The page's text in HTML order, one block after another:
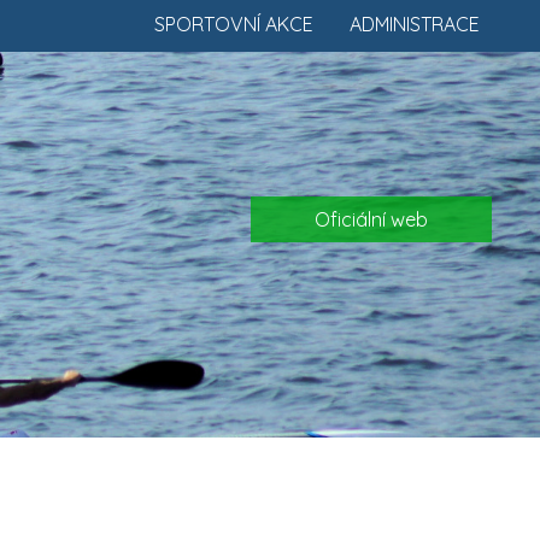
ADMINISTRACE
SPORTOVNÍ AKCE
Oficiální web